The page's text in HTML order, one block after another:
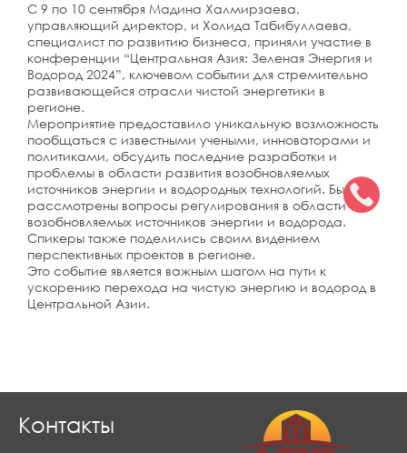
С 9 по 10 сентября Мадина Халмирзаева,
управляющий директор, и Холида Табибуллаева,
специалист по развитию бизнеса, приняли участие в
конференции “Центральная Азия: Зеленая Энергия и
Водород 2024”, ключевом событии для стремительно
развивающейся отрасли чистой энергетики в
регионе.
Мероприятие предоставило уникальную возможность
пообщаться с известными учеными, инноваторами и
политиками, обсудить последние разработки и
проблемы в области развития возобновляемых
источников энергии и водородных технологий. Были
рассмотрены вопросы регулирования в области
возобновляемых источников энергии и водорода.
Спикеры также поделились своим видением
перспективных проектов в регионе.
Это событие является важным шагом на пути к
ускорению перехода на чистую энергию и водород в
Центральной Азии.
Контакты